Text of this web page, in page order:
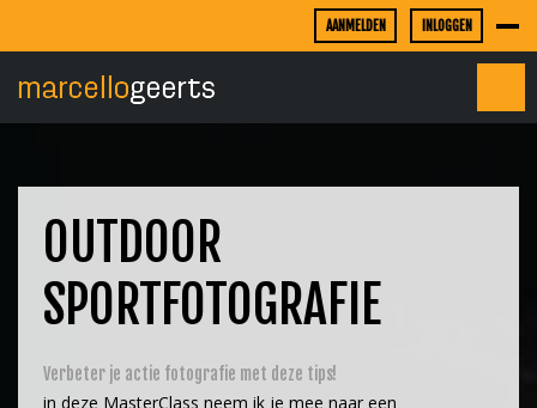
AANMELDEN INLOGGEN
OUTDOOR
SPORTFOTOGRAFIE
Verbeter je actie fotografie met deze tips!
in deze MasterClass neem ik je mee naar een